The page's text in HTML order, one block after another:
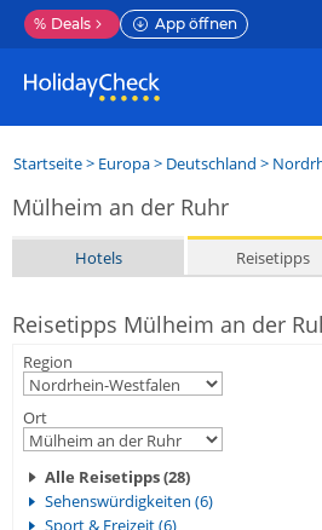
% Deals App öffnen
Startseite> Europa> Deutschland >
Mülheim an der Ruhr
Hotels Reisetipps
Reisetipps Mülheim an der
Region
Ort
Alle Reisetipps (28)
Sehenswürdigkeiten (6)
Sport & Freizeit (6)